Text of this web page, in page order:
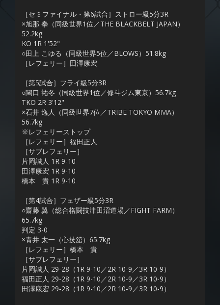
［セミファイナル・第6試合］ストロー級5分3R
×旭那 拳（同級世界1位／THE BLACKBELT JAPAN）
52.2kg
KO 1R 1'52"
○田上 こゆる（同級世界5位／BLOWS）51.8kg
［レフェリー］田澤康宏
［第5試合］フライ級5分3R
○関口 祐冬（同級世界1位／修斗ジム東京）56.7kg
TKO 2R 3'12"
×石井 逸人（同級世界7位／TRIBE TOKYO MMA）
56.7kg
※レフェリーストップ
［レフェリー］福田正人
［サブレフェリー］
片岡誠人 1R 9-10
田澤康宏 1R 9-10
橋本 貴 1R 9-10
［第4試合］フェザー級5分3R
○齋藤 翼（総合格闘技津田沼道場／FIGHT FARM）
65.7kg
判定 3-0
×青井 太一（心技舘）65.7kg
［レフェリー］橋本 貴
［サブレフェリー］
片岡誠人 29-28（1R 9-10／2R 10-9／3R 10-9）
福田正人 29-28（1R 9-10／2R 10-9／3R 10-9）
田澤康宏 29-28（1R 9-10／2R 10-9／3R 10-9）